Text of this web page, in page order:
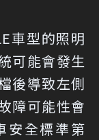
車型的照明
可能會發生
後導致左側
障可能性會
安全標準第